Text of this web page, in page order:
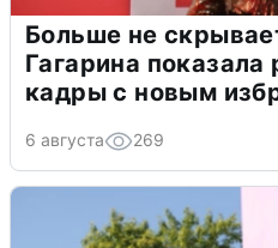
Больше не
Гагарина
кадры с новым
6 августа 269